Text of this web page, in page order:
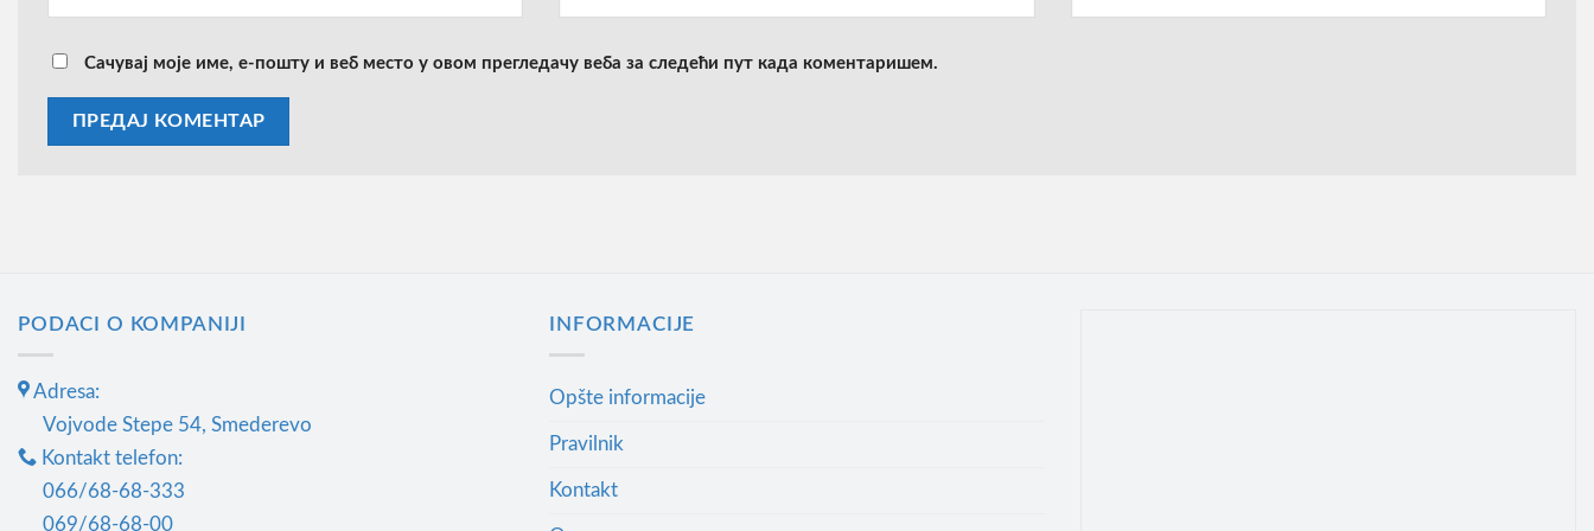
Сачувај моје име, е-пошту и веб место у овом прегледачу веба за следећи пут када коментаришем.
PODACI O KOMPANIJI
Adresa:
Vojvode Stepe 54, Smederevo
Kontakt telefon:
066/68-68-333
069/68-68-00
INFORMACIJE
Opšte informacije
Pravilnik
Kontakt